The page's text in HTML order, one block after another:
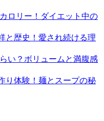
ロリー！ダイエット中の
と歴史！愛され続ける理
い？ボリュームと満腹感
り体験！麺とスープの秘